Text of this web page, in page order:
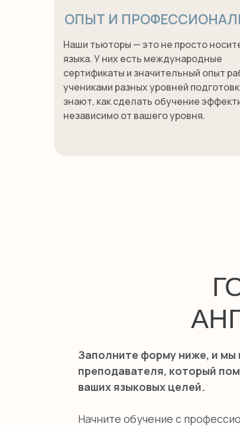
Наши тьюторы — это не просто
языка. У них есть международные
сертификаты и значительный опыт
учениками разных уровней
знают, как сделать обучение
независимо от вашего уровня.
ОПЫТ И
Заполните форму ниже, и мы
преподавателя, который
ваших языковых целей.
Начните обучение с